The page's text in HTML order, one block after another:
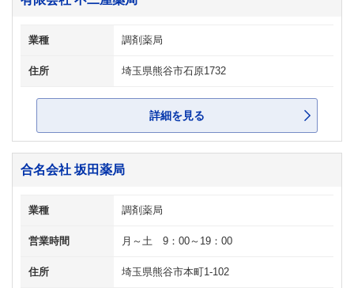
業種 調剤薬局
住所 埼玉県熊谷市石原1732
詳細を見る
合名会社 坂田薬局
業種 調剤薬局
営業時間 月～土 9：00～19：00
住所 埼玉県熊谷市本町1-102